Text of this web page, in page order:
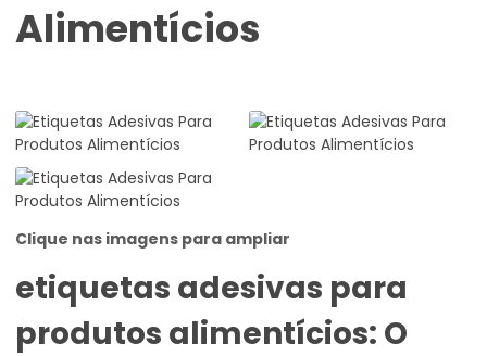
Alimentícios
Clique nas imagens para ampliar
etiquetas adesivas para
produtos alimentícios: O